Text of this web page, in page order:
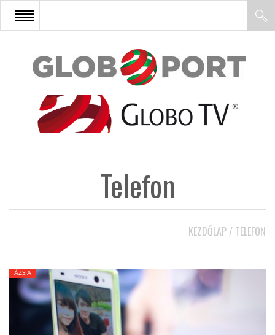
FŐOLDAL
AFRIKA
KÖZEL-KELET
Telefon
KEZDŐLAP / TELEFON
ÁZSIA